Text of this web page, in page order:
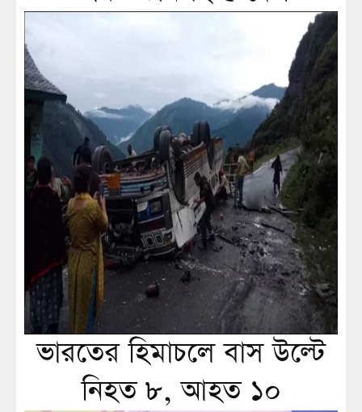
ভারতের হিমাচলে বাস উল্টে
নিহত ৮, আহত ১০